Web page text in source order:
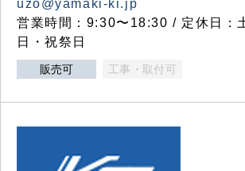
uzo@yamaki-ki.jp
営業時間：9:30〜18:30 / 定休日：
日・祝祭日
販売可 工事・取付可